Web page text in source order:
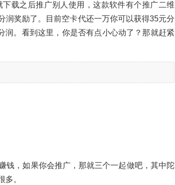
载之后推广别人使用，这款软件有个推广二维
润奖励了。目前空卡代还一万你可以获得35元分
。看到这里，你是否有点小心动了？那就赶紧
钱，如果你会推广，那就三个一起做吧，其中陀
。